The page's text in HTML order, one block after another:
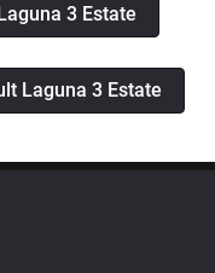
3 Estate
Laguna 3 Estate